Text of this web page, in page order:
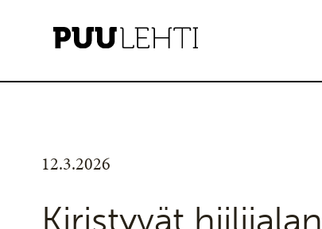
12.3.2026
Kiristyvät